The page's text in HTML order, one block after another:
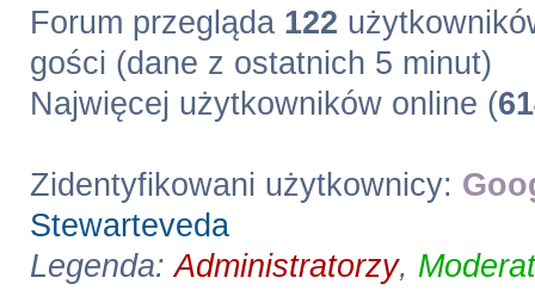
Forum przegląda 122
gości (dane z ostatnich 5 minut)
Najwięcej użytkowników online (
Zidentyfikowani użytkownicy:
Stewarteveda
Legenda:Administratorzy,